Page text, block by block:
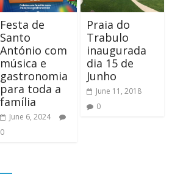
Festa de
Santo
António com
música e
gastronomia
para toda a
família
June 6, 2024
0
Praia do
Trabulo
inaugurada
dia 15 de
Junho
June 11, 2018
0